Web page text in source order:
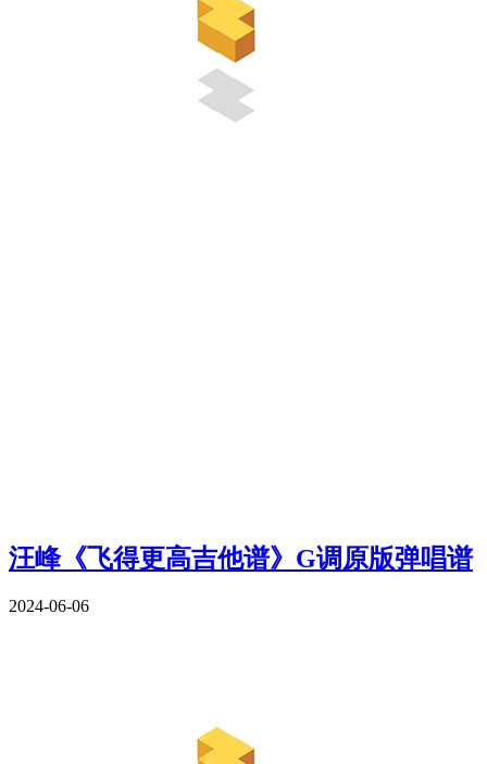
汪峰《飞得更高吉他谱》G调原版弹唱谱
2024-06-06